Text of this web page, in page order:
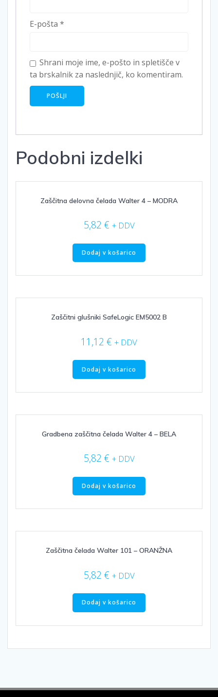
E-pošta *
Shrani moje ime, e-pošto in spletišče v
ta brskalnik za naslednjič, ko komentiram.
Podobni izdelki
Zaščitna delovna čelada Walter 4 – MODRA
5,82 € + DDV
Dodaj v košarico
Zaščitni glušniki SafeLogic EM5002 B
11,12 € + DDV
Dodaj v košarico
Gradbena zaščitna čelada Walter 4 – BELA
5,82 € + DDV
Dodaj v košarico
Zaščitna čelada Walter 101 – ORANŽNA
5,82 € + DDV
Dodaj v košarico